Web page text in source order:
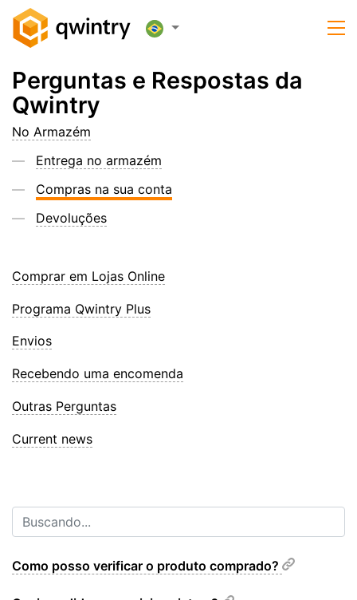
Perguntas e Respostas da
Qwintry
No Armazém
Entrega no armazém
Compras na sua conta
Devoluções
Comprar em Lojas Online
Programa Qwintry Plus
Envios
Recebendo uma encomenda
Outras Perguntas
Current news
Como posso verificar o produto comprado?